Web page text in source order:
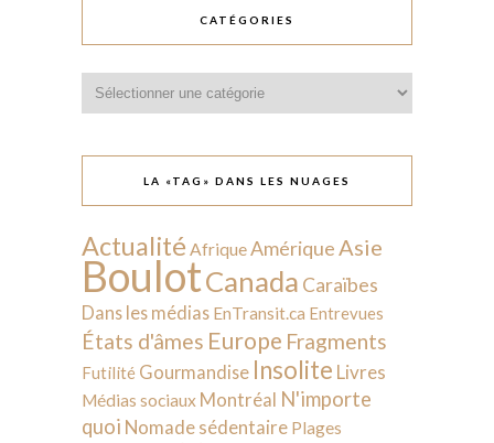
CATÉGORIES
LA «TAG» DANS LES NUAGES
Actualité AfriqueAmérique Asie
BoulotCanada Caraïbes
Dans les médias EnTransit.ca Entrevues
États d'âmes Europe Fragments
Futilité Gourmandise Insolite Livres
Médias sociaux Montréal N'importe
quoi Nomade sédentaire Plages